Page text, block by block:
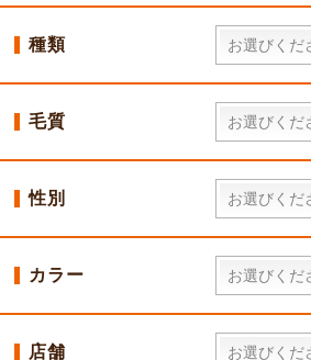
種類
毛質
性別
カラー
店舗